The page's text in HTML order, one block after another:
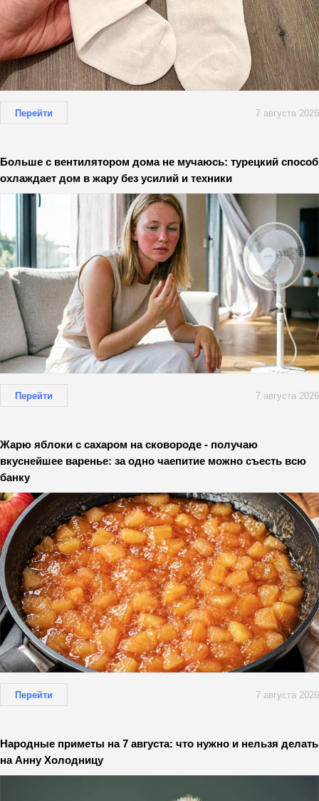
Перейти 7 августа 2026
Больше с вентилятором дома не мучаюсь: турецкий способ
охлаждает дом в жару без усилий и техники
Перейти 7 августа 2026
Жарю яблоки с сахаром на сковороде - получаю
вкуснейшее варенье: за одно чаепитие можно съесть всю
банку
Перейти 7 августа 2026
Народные приметы на 7 августа: что нужно и нельзя делать
на Анну Холодницу